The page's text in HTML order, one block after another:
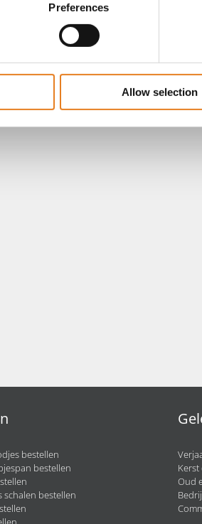
Preferences
Allow selection
bestellen
bestellen
schalen bestellen
Oud